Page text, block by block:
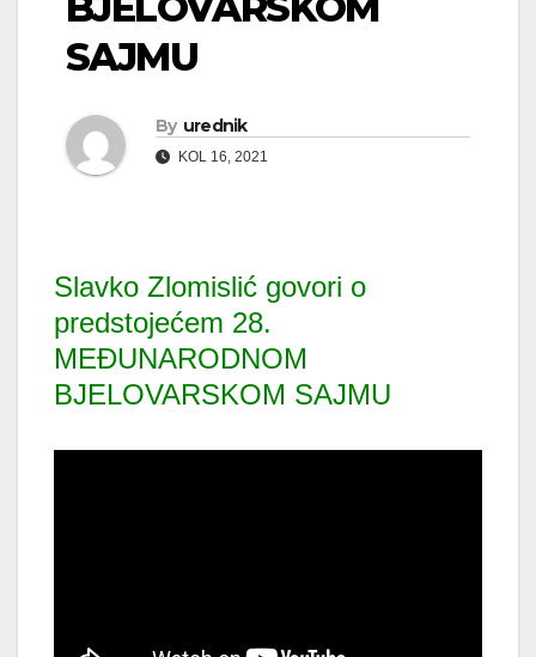
SAJMU
By urednik
KOL 16, 2021
Slavko Zlomislić govori o
predstojećem 28.
MEĐUNARODNOM
BJELOVARSKOM SAJMU